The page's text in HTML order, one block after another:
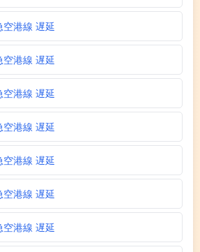
空港線 遅延
空港線 遅延
空港線 遅延
空港線 遅延
空港線 遅延
空港線 遅延
空港線 遅延